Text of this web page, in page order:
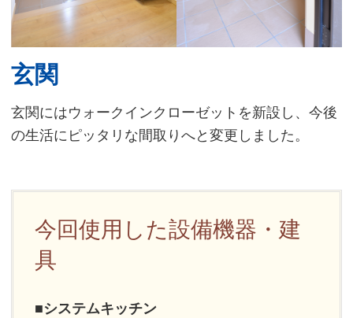
玄関
玄関にはウォークインクローゼットを新設し、今後
の生活にピッタリな間取りへと変更しました。
今回使用した設備機器・建
具
■システムキッチン